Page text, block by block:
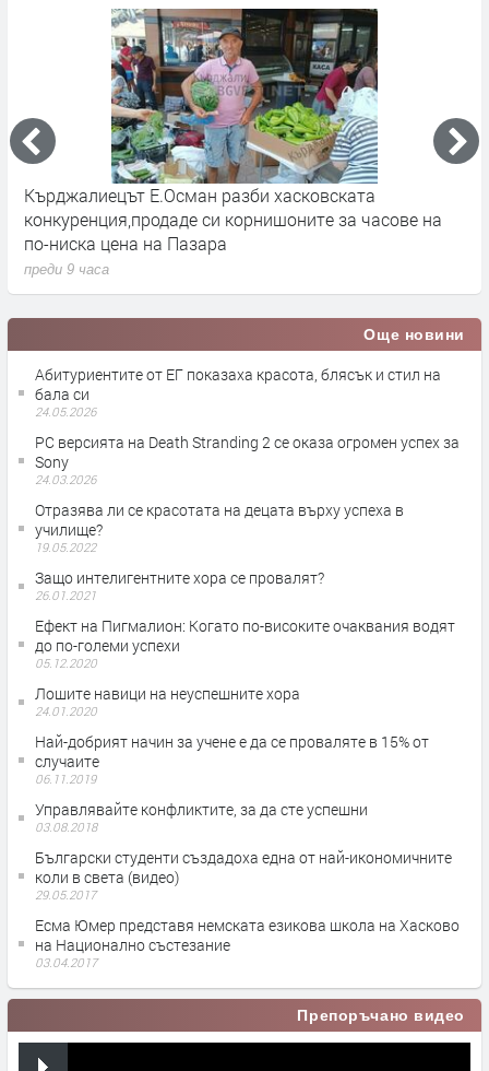
Кърджалиецът Е.Осман разби хасковската
конкуренция,продаде си корнишоните за часове на
по-ниска цена на Пазара
преди 9 часа
Още новини
Абитуриентите от ЕГ показаха красота, блясък и стил на
бала си
24.05.2026
PC версията на Death Stranding 2 се оказа огромен успех за
Sony
24.03.2026
Отразява ли се красотата на децата върху успеха в
училище?
19.05.2022
Защо интелигентните хора се провалят?
26.01.2021
Ефект на Пигмалион: Когато по-високите очаквания водят
до по-големи успехи
05.12.2020
Лошите навици на неуспешните хора
24.01.2020
Най-добрият начин за учене е да се проваляте в 15% от
случаите
06.11.2019
Управлявайте конфликтите, за да сте успешни
03.08.2018
Български студенти създадоха една от най-икономичните
коли в света (видео)
29.05.2017
Есма Юмер представя немската езикова школа на Хасково
на Национално състезание
03.04.2017
Препоръчано видео